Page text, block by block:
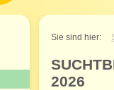
Sie sind hier:
2026